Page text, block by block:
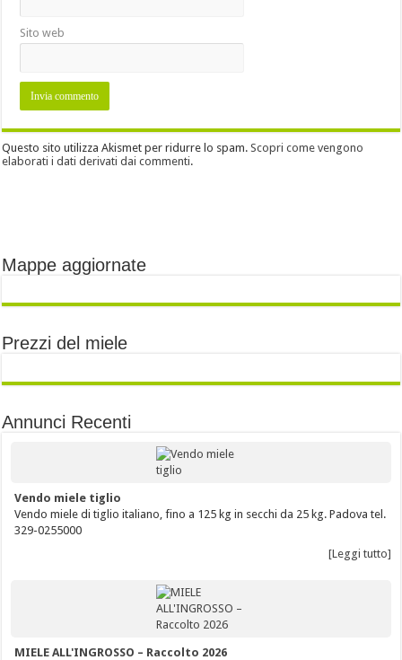
Sito web
Questo sito utilizza Akismet per ridurre lo spam.Scopri come vengono
elaborati i dati derivati dai commenti.
Mappe aggiornate
Prezzi del miele
Annunci Recenti
Vendo miele tiglio
Vendo miele di tiglio italiano, fino a 125 kg in secchi da 25 kg. Padova tel.
329-0255000
[Leggi tutto]
MIELE ALL'INGROSSO – Raccolto 2026